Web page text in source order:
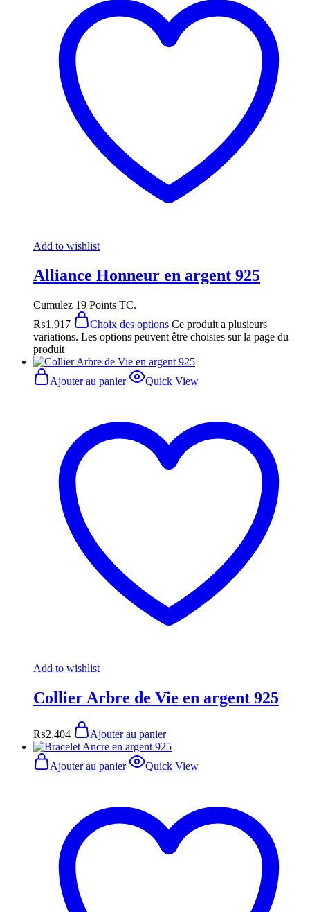
Add to wishlist
Alliance Honneur en argent 925
Cumulez 19 Points TC.
₨1,917 Choix des options Ce produit a plusieurs
variations. Les options peuvent être choisies sur la page du
produit
Ajouter au panier Quick View
Add to wishlist
Collier Arbre de Vie en argent 925
₨2,404 Ajouter au panier
Ajouter au panier Quick View